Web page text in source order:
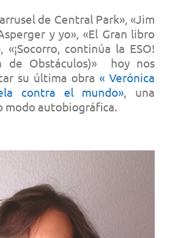
de Central Park», «Jim
y yo», «El Gran libro
, «¡Socorro, continúa la ESO!
de Obstáculos)» hoy nos
su última obra « Verónica
contra el mundo» , una
modo autobiográfica.